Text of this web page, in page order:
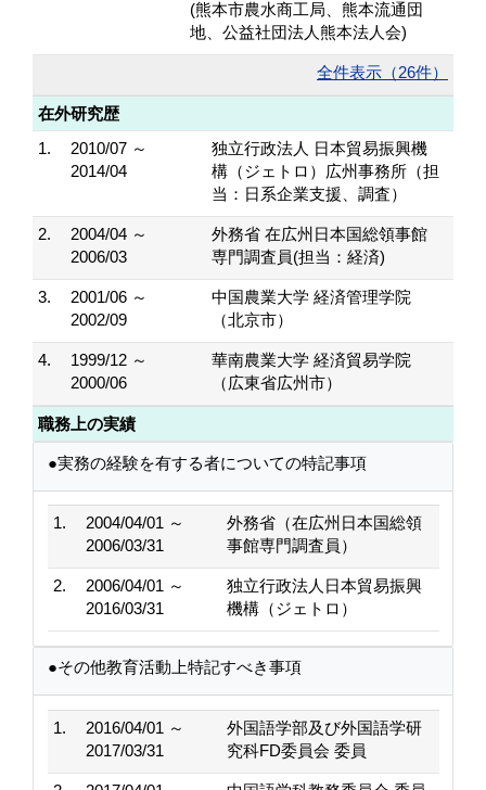
(熊本市農水商工局、熊本流通団
地、公益社団法人熊本法人会)
全件表示（26件）
在外研究歴
1.
2010/07 ～
2014/04
独立行政法人 日本貿易振興機
構（ジェトロ）広州事務所（担
当：日系企業支援、調査）
2.
2004/04 ～
2006/03
外務省 在広州日本国総領事館
専門調査員(担当：経済)
3.
2001/06 ～
2002/09
中国農業大学 経済管理学院
（北京市）
4.
1999/12 ～
2000/06
華南農業大学 経済貿易学院
（広東省広州市）
職務上の実績
●実務の経験を有する者についての特記事項
1.
2004/04/01 ～
2006/03/31
外務省（在広州日本国総領
事館専門調査員）
2.
2006/04/01 ～
2016/03/31
独立行政法人日本貿易振興
機構（ジェトロ）
●その他教育活動上特記すべき事項
1.
2016/04/01 ～
2017/03/31
外国語学部及び外国語学研
究科FD委員会 委員